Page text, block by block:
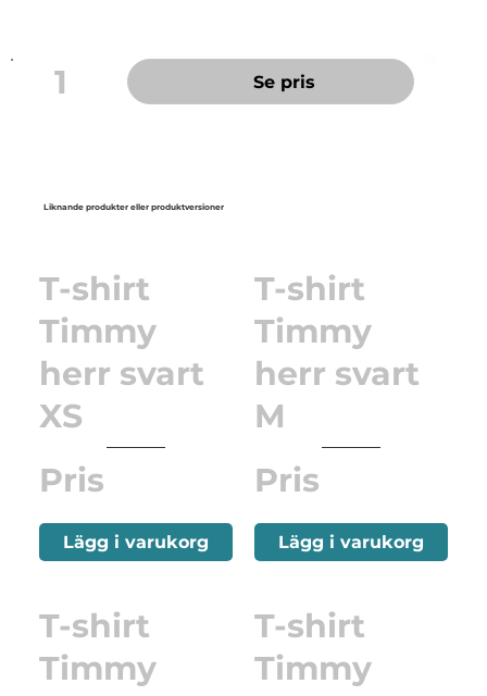
1 Se pris
Liknande produkter eller produktversioner
T-shirt
Timmy
herr svart
XS
Pris
Lägg i varukorg
T-shirt
Timmy
herr svart
M
Pris
Lägg i varukorg
T-shirt
Timmy
T-shirt
Timmy